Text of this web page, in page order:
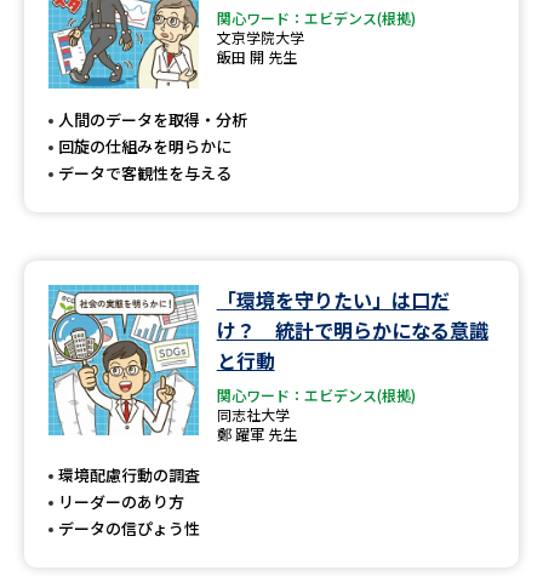
関心ワード：エビデンス(根拠)
文京学院大学
飯田 開 先生
人間のデータを取得・分析
回旋の仕組みを明らかに
データで客観性を与える
「環境を守りたい」は口だ
け？ 統計で明らかになる意識
と行動
関心ワード：エビデンス(根拠)
同志社大学
鄭 躍軍 先生
環境配慮行動の調査
リーダーのあり方
データの信ぴょう性